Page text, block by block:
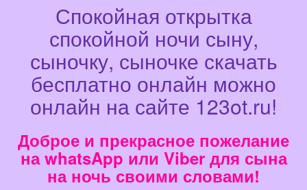
Спокойная открытка
спокойной ночи сыну,
сыночку, сыночке скачать
бесплатно онлайн можно
онлайн на сайте 123ot.ru!
Доброе и прекрасное пожелание
на whatsApp или Viber для сына
на ночь своими словами!